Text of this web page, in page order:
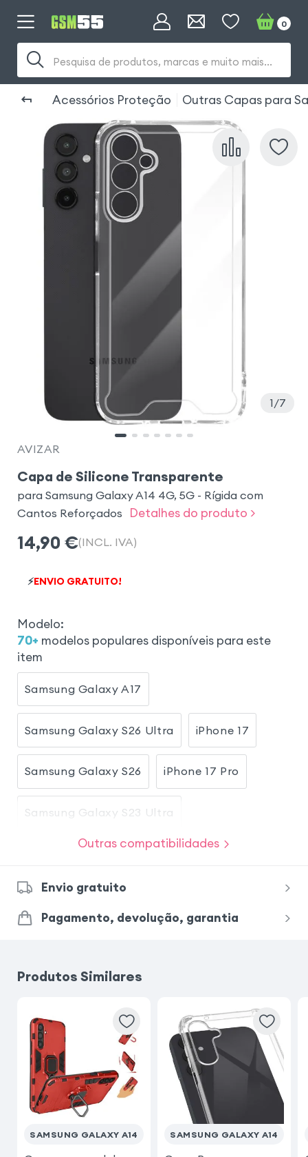
Pesquisa de produtos, marcas e muito mais...
0
Acessórios Proteção Outras Capas para
1 7
AVIZAR
Capa de Silicone Transparente
para Samsung Galaxy A14 4G, 5G - Rígida com
Cantos Reforçados
Detalhes do produto >
14,90 €(INCL. IVA)
⚡ENVIO GRATUITO!
Modelo:
70+ modelos populares disponíveis para este
item
Samsung Galaxy A17
Samsung Galaxy S26 Ultra iPhone 17
Samsung Galaxy S26 iPhone 17 Pro
Samsung Galaxy S23 Ultra
Samsung Galaxy S25
Samsung Galaxy S24
Samsung Galaxy A26
Samsung Galaxy A34 5G iPhone 14
Samsung Galaxy A54 5G
Outras compatibilidades
Envio gratuito
Pagamento, devolução, garantia
Produtos Similares
SAMSUNG GALAXY A14 SAMSUNG GALAXY A14